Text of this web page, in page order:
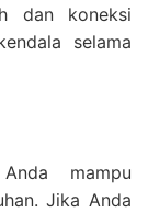
dan koneksi
selama
mampu
Jika Anda